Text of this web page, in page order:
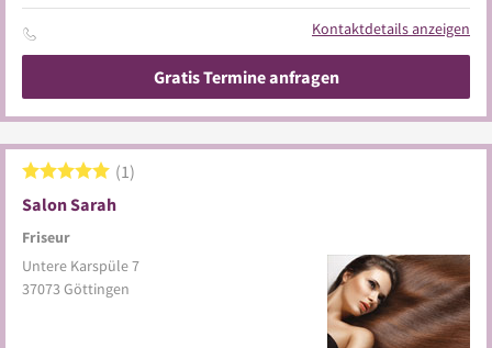
Kontaktdetails anzeigen
Gratis Termine anfragen
Salon Sarah
Friseur
1
Untere Karspüle 7
37073 Göttingen